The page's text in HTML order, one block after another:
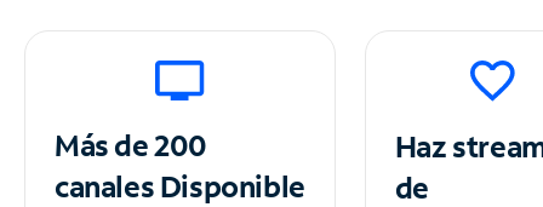
Más de 200
canalesDisponible
Haz
de